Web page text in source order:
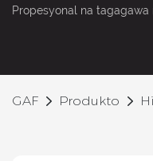
Propesyonal na
GAF Produkto